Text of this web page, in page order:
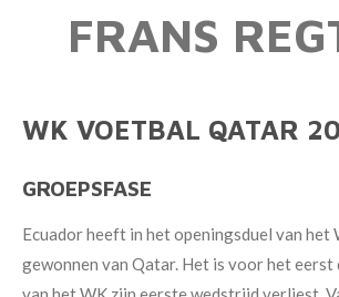
hoofdinhoud
FRANS
WK VOETBAL QATAR
GROEPSFASE
Ecuador heeft in het openingsduel van het
gewonnen van Qatar. Het is voor het eerst